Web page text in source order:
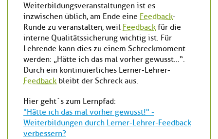
Weiterbildungsveranstaltungen ist es
inzwischen üblich, am Ende eine Feedback-
Runde zu veranstalten, weil Feedback für die
interne Qualitätssicherung wichtig ist. Für
Lehrende kann dies zu einem Schreckmoment
werden: „Hätte ich das mal vorher gewusst…“.
Durch ein kontinuierliches Lerner-Lehrer-
Feedback bleibt der Schreck aus.
Hier geht´s zum Lernpfad:
"Hätte ich das mal vorher gewusst!" -
Weiterbildungen durch Lerner-Lehrer-Feedback
verbessern?